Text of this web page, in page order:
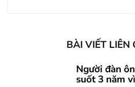
BÀI VIẾT LIÊN
Người đàn
suốt 3 năm